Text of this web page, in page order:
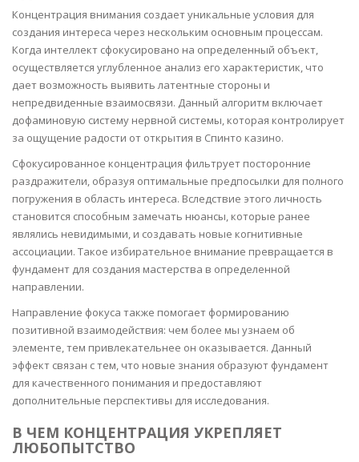
Концентрация внимания создает уникальные условия для
создания интереса через нескольким основным процессам.
Когда интеллект сфокусировано на определенный объект,
осуществляется углубленное анализ его характеристик, что
дает возможность выявить латентные стороны и
непредвиденные взаимосвязи. Данный алгоритм включает
дофаминовую систему нервной системы, которая контролирует
за ощущение радости от открытия в Спинто казино.
Сфокусированное концентрация фильтрует посторонние
раздражители, образуя оптимальные предпосылки для полного
погружения в область интереса. Вследствие этого личность
становится способным замечать нюансы, которые ранее
являлись невидимыми, и создавать новые когнитивные
ассоциации. Такое избирательное внимание превращается в
фундамент для создания мастерства в определенной
направлении.
Направление фокуса также помогает формированию
позитивной взаимодействия: чем более мы узнаем об
элементе, тем привлекательнее он оказывается. Данный
эффект связан с тем, что новые знания образуют фундамент
для качественного понимания и предоставляют
дополнительные перспективы для исследования.
В ЧЕМ КОНЦЕНТРАЦИЯ УКРЕПЛЯЕТ
ЛЮБОПЫТСТВО